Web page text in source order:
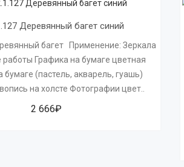
Деревянный багет синий
багет Применение: Зеркала
Графика на бумаге цветная
(пастель, акварель, гуашь)
на холсте Фотографии цвет..
2 666₽